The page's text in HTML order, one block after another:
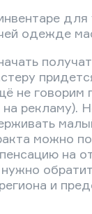
для
одежде
не говорим
рекламу).
можно
на
и